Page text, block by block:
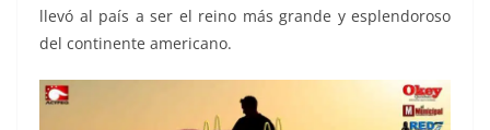
llevó al país a ser el reino más grande y esplendoroso
del continente americano.